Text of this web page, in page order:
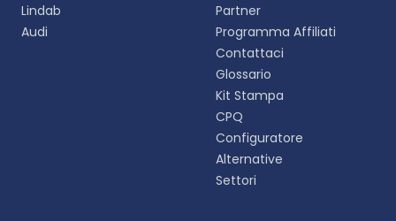
Lindab
Audi
Partner
Programma Affiliati
Contattaci
Glossario
Kit Stampa
CPQ
Configuratore
Alternative
Settori